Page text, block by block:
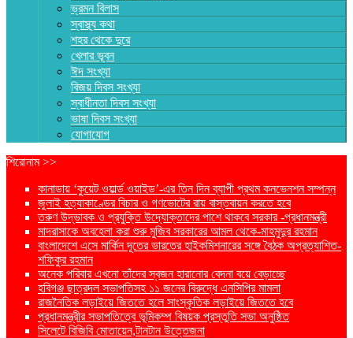
ভ্রমন বিলাস
স্বাস্থ্য কথা
শহর থেকে দুরে
খেলার ভূবন
ঈদ সংখ্যা
বিজয় দিবস সংখ্যা
স্বাধীনতা দিবস সংখ্যা
ভাষা দিবস সংখ্যা
যোগাযোগ
শিরোনাম >>
কানাডায় ‘কুয়েট ওয়ার্ল্ড ওয়াইড’-এর তিন দিন ব্যাপী প্রথম কনভেনশন সম্পন্ন
জুলাই হত্যাকাণ্ডের বিচার ও গণভোটের রায় বাস্তবায়ন করতে হবে
তরুণ উদ্ভাবক ও প্রযুক্তি উদ্যোক্তাদের পাশে থাকবে সরকার -প্রধানমন্ত্রী
মাদরাসাকে অবহেলা করা শুরু মুজিব সরকারের আমল থেকে-মাহমুদুর রহমান
বাংলাদেশে এসে মার্কিন দূতের ভারতের হাইকমিশনারের সঙ্গে বৈঠক অপ্রত্যাশিত-
শফিকুর রহমান
অনেক পরিবার এখনো তাঁদের স্বজন হারানোর বেদনা বয়ে বেড়াচ্ছে
হবিগঞ্জ ছাত্রদল সভাপতিসহ ১১ জনের বিরুদ্ধে এনসিপির মামলা
রাজনৈতিক লড়াইয়ে জিততে হলে সাংস্কৃতিক লড়াইয়ে জিততে হবে
প্রধানমন্ত্রীর সভাপতিত্বে ভূমিকম্প বিষয়ক প্রস্তুতি সভা অনুষ্ঠিত
সিলেটে বিজিবি মোতায়েন,টানটান উত্তেজনা